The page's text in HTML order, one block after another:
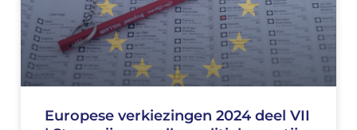
Europese verkiezingen 2024 deel VII